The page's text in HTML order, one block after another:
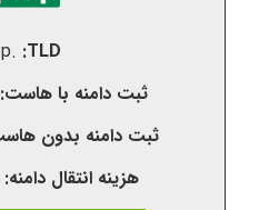
.hiphop